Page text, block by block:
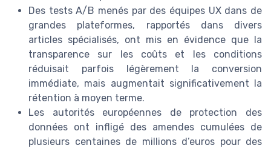
Des tests A/B menés par des équipes UX dans de
grandes plateformes, rapportés dans divers
articles spécialisés, ont mis en évidence que la
transparence sur les coûts et les conditions
réduisait parfois légèrement la conversion
immédiate, mais augmentait significativement la
rétention à moyen terme.
Les autorités européennes de protection des
données ont infligé des amendes cumulées de
plusieurs centaines de millions d’euros pour des